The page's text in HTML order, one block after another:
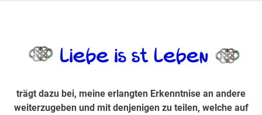
Suche sind, egal in welchen Bereichen.
trägt dazu bei, meine erlangten Erkenntnise an andere
weiterzugeben und mit denjenigen zu teilen, welche auf